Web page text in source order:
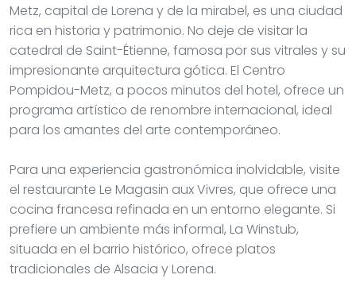
Metz, capital de Lorena y de la mirabel, es una ciudad
rica en historia y patrimonio. No deje de visitar la
catedral de Saint-Étienne, famosa por sus vitrales y su
impresionante arquitectura gótica. El Centro
Pompidou-Metz, a pocos minutos del hotel, ofrece un
programa artístico de renombre internacional, ideal
para los amantes del arte contemporáneo.
Para una experiencia gastronómica inolvidable, visite
el restaurante Le Magasin aux Vivres, que ofrece una
cocina francesa refinada en un entorno elegante. Si
prefiere un ambiente más informal, La Winstub,
situada en el barrio histórico, ofrece platos
tradicionales de Alsacia y Lorena.